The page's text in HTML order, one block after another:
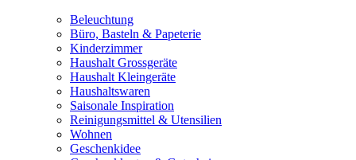
Beleuchtung
Büro, Basteln & Papeterie
Kinderzimmer
Haushalt Grossgeräte
Haushalt Kleingeräte
Haushaltswaren
Saisonale Inspiration
Reinigungsmittel & Utensilien
Wohnen
Geschenkidee